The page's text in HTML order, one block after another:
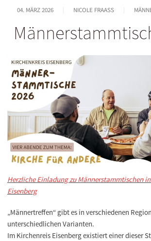
04. MÄRZ 2026 NICOLE FRAASS
Herzliche Einladung zu Männerstammtischen
Eisenberg
„Männertreffen“ gibt es in verschiedenen
unterschiedlichen Varianten.
Im Kirchenreis Eisenberg existiert einer dieser